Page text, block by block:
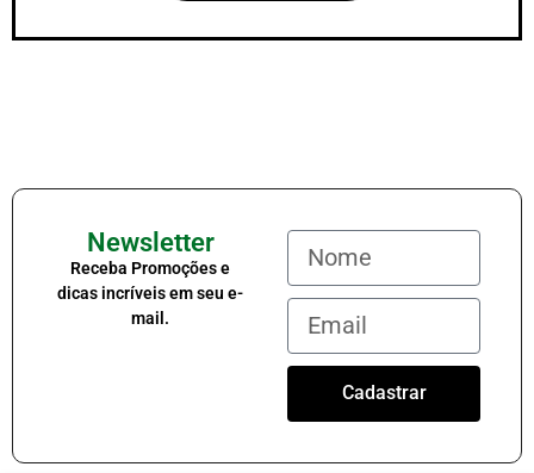
Newsletter
Receba Promoções e
dicas incríveis em seu e-
mail.
Cadastrar